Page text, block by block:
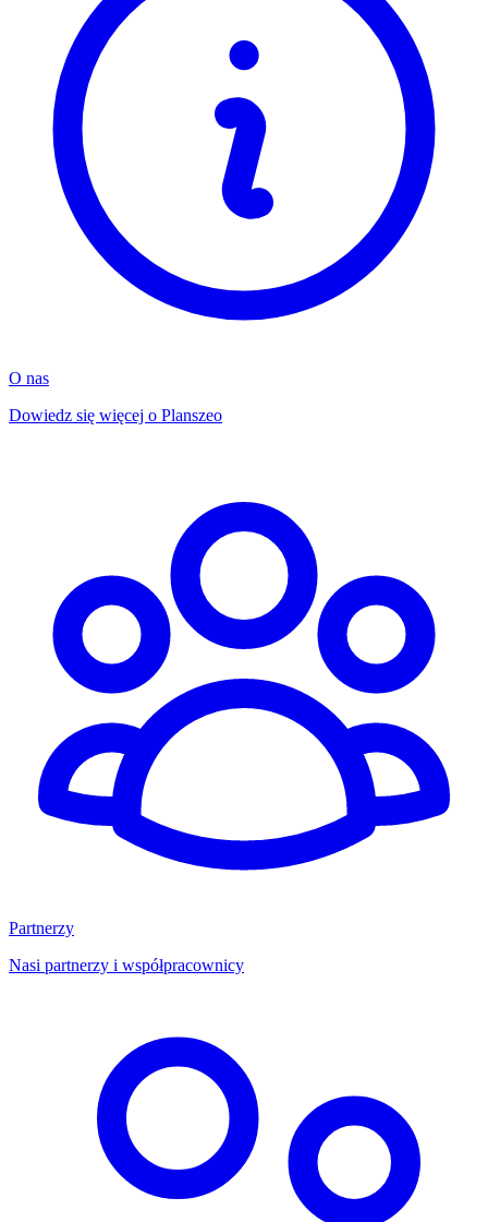
O nas
Dowiedz się więcej o Planszeo
Partnerzy
Nasi partnerzy i współpracownicy